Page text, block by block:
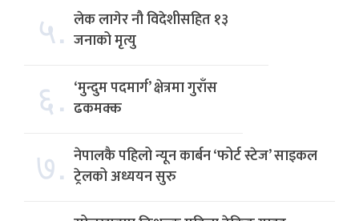
५. लेक लागेर नौ विदेशीसहित १३
जनाको मृत्यु
६. ‘मुन्दुम पदमार्ग’ क्षेत्रमा गुराँस
ढकमक्क
७. नेपालकै पहिलो न्यून कार्बन ‘फोर्ट स्टेज’ साइकल
ट्रेलको अध्ययन सुरु